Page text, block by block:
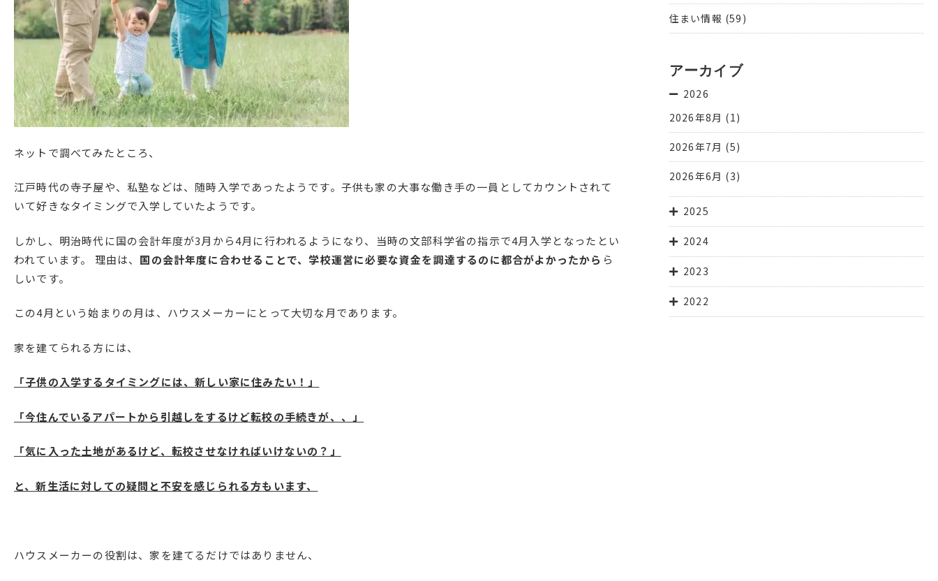
ネットで調べてみたところ、
江戸時代の寺子屋や、私塾などは、随時入学であったようです。子供も家の大事な働き手の一員としてカウントされて
いて好きなタイミングで入学していたようです。
しかし、明治時代に国の会計年度が3月から4月に行われるようになり、当時の文部科学省の指示で4月入学となったとい
われています。 理由は、 国の会計年度に合わせることで、学校運営に必要な資金を調達するのに都合がよかったから ら
しいです。
この4月という始まりの月は、ハウスメーカーにとって大切な月であります。
家を建てられる方には、
「子供の入学するタイミングには、新しい家に住みたい！」
「今住んでいるアパートから引越しをするけど転校の手続きが、、」
「気に入った土地があるけど、転校させなければいけないの？」
と、新生活に対しての疑問と不安を感じられる方もいます、
ハウスメーカーの役割は、家を建てるだけではありません、
住まい情報 (59)
アーカイブ
2026
2026年8月 (1)
2026年7月 (5)
2026年6月 (3)
2025
2024
2023
2022